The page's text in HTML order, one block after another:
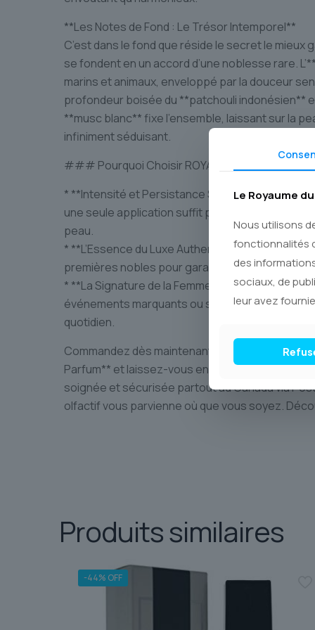
**Les Notes de Fond : Le Trésor Intemporel**
C’est dans le fond que réside le secret le
se fondent en un accord d’une noblesse rare.
marins et animaux, enveloppé par la douceur
profondeur boisée du **patchouli indonésien**
**musc blanc** fixe l’ensemble, laissant sur la
infiniment séduisant.
### Pourquoi Choisir ROYAL SECRET
* **Intensité et Persistance Supérieures** :
une seule application suffit pour une journée
peau.
* **L’Essence du Luxe Authentique** : Nous
premières nobles pour garantir une fragrance
* **La Signature de la Femme d’Influence** :
événements marquants ou simplement pour
quotidien.
Commandez dès maintenant **ROYAL SECRET
Parfum** et laissez-vous envoûter par son
soignée et sécurisée partout au Canada via
olfactif vous parvienne où que vous soyez.
Produits similaires
-44% OFF
Le Royaume
Nous utilisons
fonctionnalités
des
sociaux, de
leur avez